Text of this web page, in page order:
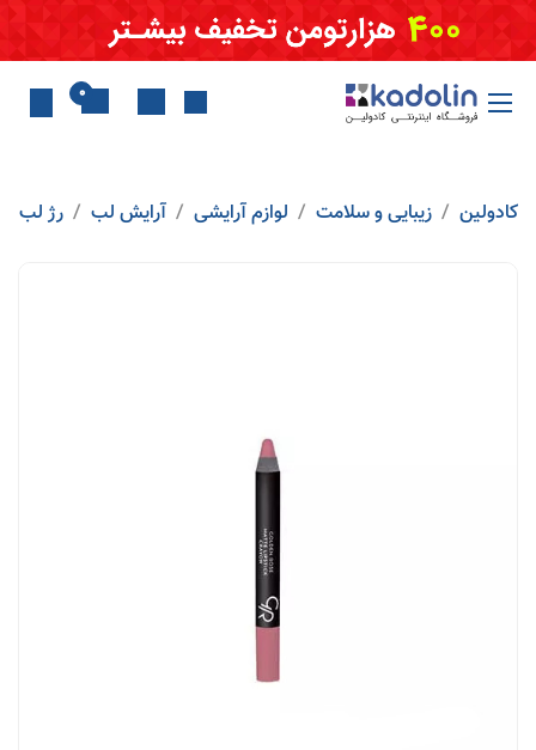
Skip to Content
0
کادولین زیبایی و سلامت لوازم آرایشی آرایش لب رژ لب